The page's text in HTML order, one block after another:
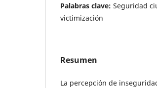
Palabras clave: Seguridad
victimización
Resumen
La percepción de